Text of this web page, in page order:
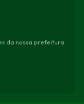
da nossa prefeitura